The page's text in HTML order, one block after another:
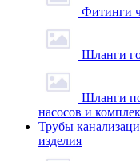
Фитинги
Шланги
Шланги
насосов и
Трубы
изделия